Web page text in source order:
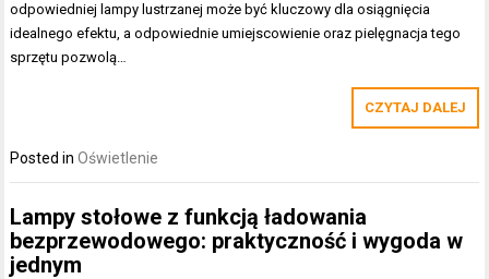
odpowiedniej lampy lustrzanej może być kluczowy dla osiągnięcia
idealnego efektu, a odpowiednie umiejscowienie oraz pielęgnacja tego
sprzętu pozwolą…
CZYTAJ DALEJ
Posted inOświetlenie
Lampy stołowe z funkcją ładowania
bezprzewodowego: praktyczność i wygoda w
jednym